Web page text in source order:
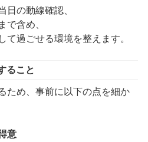
日の動線確認、
で含め、
て過ごせる環境を整えます。
ること
ため、事前に以下の点を細か
意